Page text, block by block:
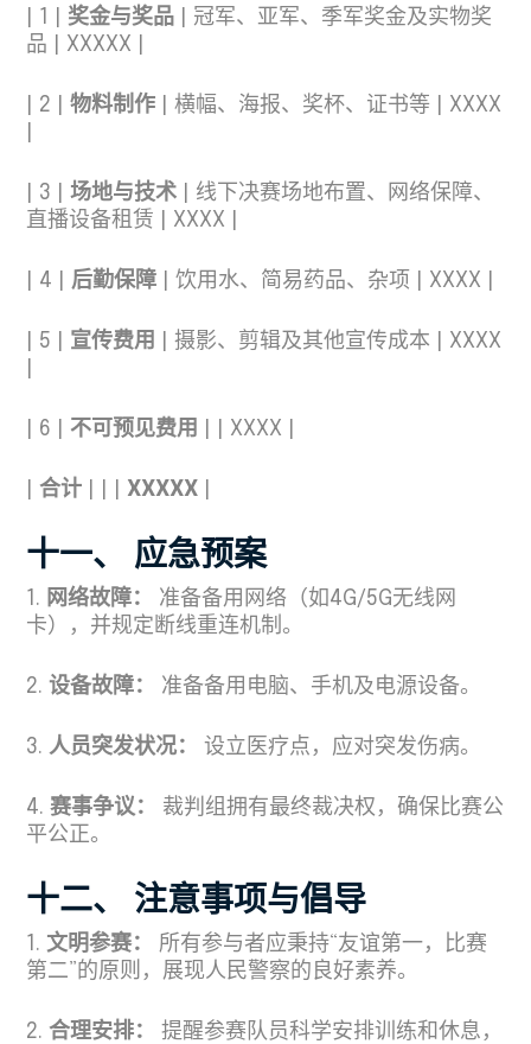
奖金与奖品 | 冠军、亚军、季军奖金及实物奖
品 | XXXXX |
| 2 | 物料制作 | 横幅、海报、奖杯、证书等 | XXXX
| 3 | 场地与技术 | 线下决赛场地布置、网络保障、
直播设备租赁 | XXXX |
| 4 | 后勤保障 | 饮用水、简易药品、杂项 | XXXX |
| 5 | 宣传费用
| 摄影、剪辑及其他宣传成本 | XXXX
| 6 | 不可预见费用 | | XXXX |
合计 XXXXX
十一、 应急预案
1. 网络故障：
准备备用网络（如4G/5G无线网
卡），并规定断线重连机制。
2. 设备故障： 准备备用电脑、手机及电源设备。
3. 人员突发状况： 设立医疗点，应对突发伤病。
4. 赛事争议：
裁判组拥有最终裁决权，确保比赛公
平公正。
十二、 注意事项与倡导
1. 文明参赛：
所有参与者应秉持“友谊第一，比赛
第二”的原则，展现人民警察的良好素养。
2. 合理安排： 提醒参赛队员科学安排训练和休息，